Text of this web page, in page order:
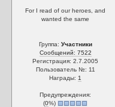
For I read of our heroes, and
wanted the same
Группа: Участники
Сообщений: 7522
Регистрация: 2.7.2005
Пользователь №: 11
Награды: 1
Предупреждения:
(0%)